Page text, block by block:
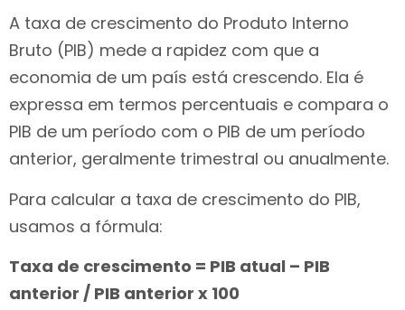
A taxa de crescimento do Produto Interno
Bruto (PIB) mede a rapidez com que a
economia de um país está crescendo. Ela é
expressa em termos percentuais e compara o
PIB de um período com o PIB de um período
anterior, geralmente trimestral ou anualmente.
Para calcular a taxa de crescimento do PIB,
usamos a fórmula:
Taxa de crescimento = PIB atual – PIB
anterior / PIB anterior x 100